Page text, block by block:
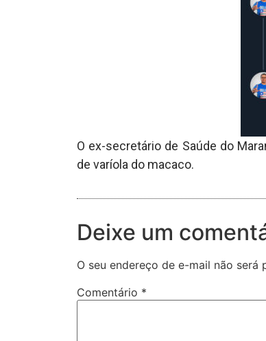
O ex-secretário de Saúde do
de varíola do macaco.
Deixe um
O seu endereço de e-mail não será
Comentário *